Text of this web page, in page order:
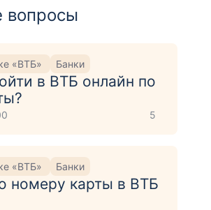
вопросы
«ВТБ» Банки
в ВТБ онлайн по
5
«ВТБ» Банки
номеру карты в ВТБ